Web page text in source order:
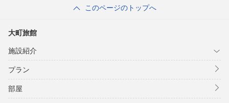
このページのトップへ
大町旅館
施設紹介
プラン
部屋